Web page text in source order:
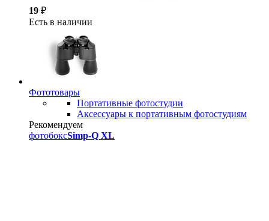
19 ₽
Есть в наличии
Фототовары
Портативные фотостудии
Аксессуары к портативным фотостудиям
Рекомендуем
фотобоксSimp-Q XL